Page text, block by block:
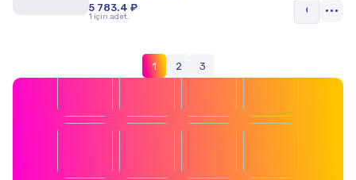
5 783.4 ₽
1 için adet.
1 2 3